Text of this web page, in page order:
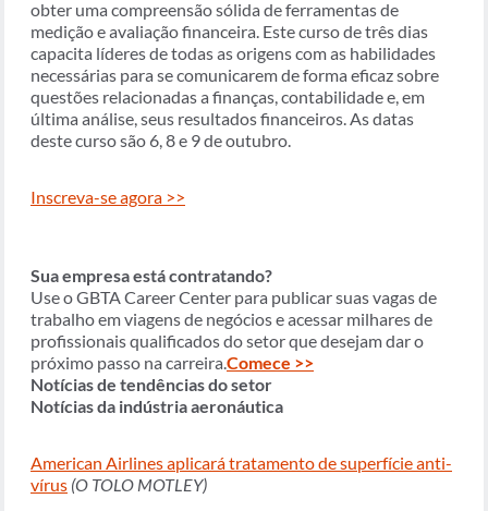
obter uma compreensão sólida de ferramentas de
medição e avaliação financeira. Este curso de três dias
capacita líderes de todas as origens com as habilidades
necessárias para se comunicarem de forma eficaz sobre
questões relacionadas a finanças, contabilidade e, em
última análise, seus resultados financeiros. As datas
deste curso são 6, 8 e 9 de outubro.
Inscreva-se agora >>
Sua empresa está contratando?
Use o GBTA Career Center para publicar suas vagas de
trabalho em viagens de negócios e acessar milhares de
profissionais qualificados do setor que desejam dar o
próximo passo na carreira.Comece >>
Notícias de tendências do setor
Notícias da indústria aeronáutica
American Airlines aplicará tratamento de superfície anti-
vírus (O TOLO MOTLEY)